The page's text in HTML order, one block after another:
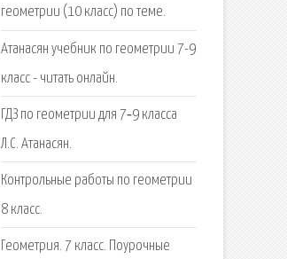
геометрии (10 класс) по теме.
Атанасян учебник по геометрии 7-9
класс - читать онлайн.
ГДЗ по геометрии для 7‐9 класса
Л.С. Атанасян.
Контрольные работы по геометрии
8 класс.
Геометрия. 7 класс. Поурочные